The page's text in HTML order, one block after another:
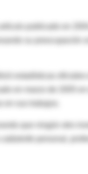
publicado en
su preocupación
estadísticas
sus trabajos.
que ningún otro